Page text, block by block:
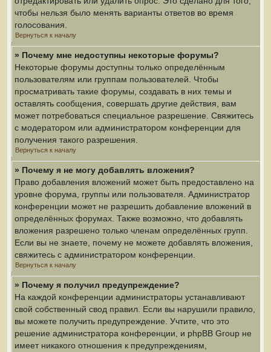
чтобы нельзя было менять варианты ответов во время
голосования.
Вернуться к началу
» Почему мне недоступны некоторые форумы?
Некоторые форумы доступны только определённым
пользователям или группам пользователей. Чтобы
просматривать такие форумы, создавать в них темы и
оставлять сообщения, совершать другие действия, вам
может потребоваться специальное разрешение. Свяжитесь
с модератором или администратором конференции для
получения такого разрешения.
Вернуться к началу
» Почему я не могу добавлять вложения?
Право добавления вложений может быть предоставлено на
уровне форума, группы или пользователя. Администратор
конференции может не разрешить добавление вложений в
определённых форумах. Также возможно, что добавлять
вложения разрешено только членам определённых групп.
Если вы не знаете, почему не можете добавлять вложения,
свяжитесь с администратором конференции.
Вернуться к началу
» Почему я получил предупреждение?
На каждой конференции администраторы устанавливают
свой собственный свод правил. Если вы нарушили правило,
вы можете получить предупреждение. Учтите, что это
решение администратора конференции, и phpBB Group не
имеет никакого отношения к предупреждениям,